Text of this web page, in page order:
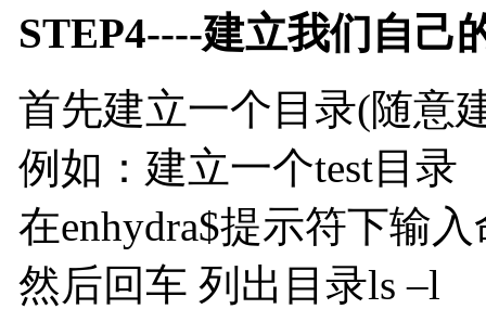
STEP4----建立我们自己
首先建立一个目录(随意
例如：建立一个test目录
在enhydra$提示符下输
然后回车 列出目录ls –l